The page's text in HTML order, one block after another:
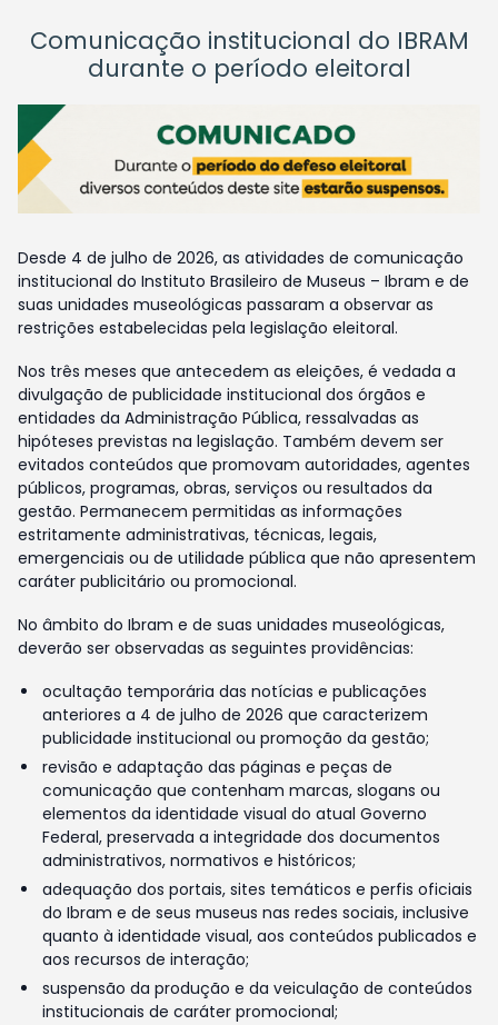
Comunicação institucional do IBRAM
durante o período eleitoral
Desde 4 de julho de 2026, as atividades de comunicação
institucional do Instituto Brasileiro de Museus – Ibram e de
suas unidades museológicas passaram a observar as
restrições estabelecidas pela legislação eleitoral.
Nos três meses que antecedem as eleições, é vedada a
divulgação de publicidade institucional dos órgãos e
entidades da Administração Pública, ressalvadas as
hipóteses previstas na legislação. Também devem ser
evitados conteúdos que promovam autoridades, agentes
públicos, programas, obras, serviços ou resultados da
gestão. Permanecem permitidas as informações
estritamente administrativas, técnicas, legais,
emergenciais ou de utilidade pública que não apresentem
caráter publicitário ou promocional.
No âmbito do Ibram e de suas unidades museológicas,
deverão ser observadas as seguintes providências:
ocultação temporária das notícias e publicações
anteriores a 4 de julho de 2026 que caracterizem
publicidade institucional ou promoção da gestão;
revisão e adaptação das páginas e peças de
comunicação que contenham marcas, slogans ou
elementos da identidade visual do atual Governo
Federal, preservada a integridade dos documentos
administrativos, normativos e históricos;
adequação dos portais, sites temáticos e perfis oficiais
do Ibram e de seus museus nas redes sociais, inclusive
quanto à identidade visual, aos conteúdos publicados e
aos recursos de interação;
suspensão da produção e da veiculação de conteúdos
institucionais de caráter promocional;